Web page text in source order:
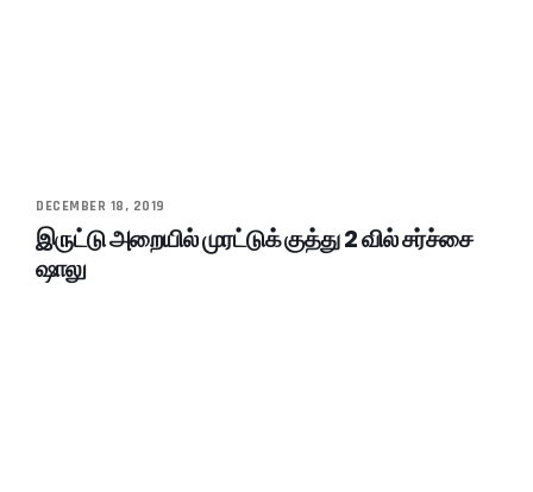
DECEMBER 18, 2019
இருட்டு அறையில் முரட்டுக் குத்து 2 வில் சர்ச்சை
ஷாலு